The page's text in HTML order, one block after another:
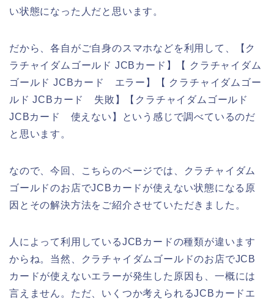
い状態になった人だと思います。
だから、各自がご自身のスマホなどを利用して、【ク
ラチャイダムゴールド JCBカード】【 クラチャイダム
ゴールド JCBカード エラー】【 クラチャイダムゴー
ルド JCBカード 失敗】【クラチャイダムゴールド
JCBカード 使えない】という感じで調べているのだ
と思います。
なので、今回、こちらのページでは、クラチャイダム
ゴールドのお店でJCBカードが使えない状態になる原
因とその解決方法をご紹介させていただきました。
人によって利用しているJCBカードの種類が違います
からね。当然、クラチャイダムゴールドのお店でJCB
カードが使えないエラーが発生した原因も、一概には
言えません。ただ、いくつか考えられるJCBカードエ